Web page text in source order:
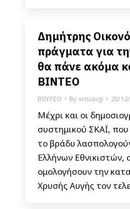
Δημήτρης
πράγματα για
θα πάνε ακόμα
ΒΙΝΤΕΟ
ΒΙΝΤΕΟ Byxrisiavgi 20/
Μέχρι και οι
συστημικού ΣΚΑΪ,
το βράδυ
Ελλήνων Εθνικιστών,
ομολογήσουν την
Χρυσής Αυγής τον